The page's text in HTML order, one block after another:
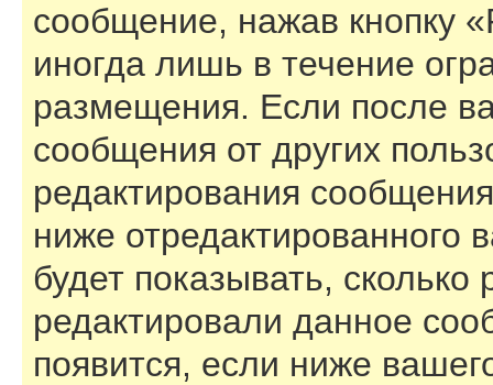
сообщение, нажав кнопку
иногда лишь в течение
размещения. Если после
сообщения от других
редактирования
ниже
будет показывать,
редактировали данное
появится, если ниже